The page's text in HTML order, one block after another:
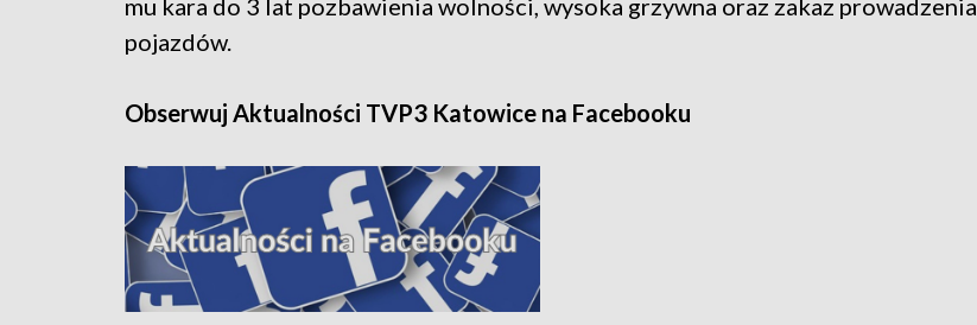
pojazdów.
Obserwuj Aktualności TVP3 Katowice na Facebooku